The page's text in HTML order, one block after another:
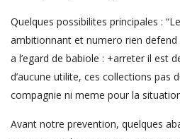
Quelques possibilites principales :
ambitionnant et numero rien
a l’egard de babiole : +arreter il est
d’aucune utilite, ces collections pas
compagnie ni meme pour la
Avant notre prevention, quelques